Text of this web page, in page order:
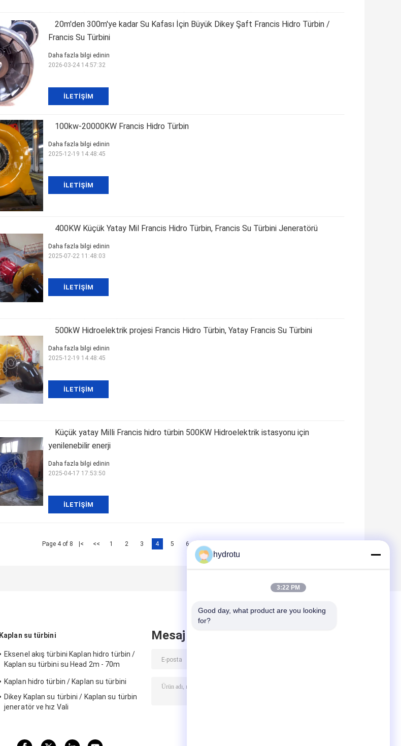
20m'den 300m'ye kadar Su Kafası İçin Büyük Dikey Şaft Francis Hidro Türbin /
Francis Su Türbini
İLETIŞIM
Daha fazla bilgi edinin
2026-03-24 14:57:32
100kw-20000KW Francis Hidro Türbin
İLETIŞIM
Daha fazla bilgi edinin
2025-12-19 14:48:45
400KW Küçük Yatay Mil Francis Hidro Türbin, Francis Su Türbini Jeneratörü
İLETIŞIM
Daha fazla bilgi edinin
2025-07-22 11:48:03
500kW Hidroelektrik projesi Francis Hidro Türbin, Yatay Francis Su Türbini
İLETIŞIM
Daha fazla bilgi edinin
2025-12-19 14:48:45
Küçük yatay Milli Francis hidro türbin 500KW Hidroelektrik istasyonu için
yenilenebilir enerji
İLETIŞIM
Daha fazla bilgi edinin
2025-04-17 17:53:50
Page 4 of 8 |< << 1 2 3 4 5 6
Kaplan su türbini
Eksenel akış türbini Kaplan hidro türbin /
Kaplan su türbini su Head 2m - 70m
Kaplan hidro türbin / Kaplan su türbini
Dikey Kaplan su türbini / Kaplan su türbin
jeneratör ve hız Vali
Mesaj bırak
hydrotu
3:22 PM
Good day, what product are you looking
for?